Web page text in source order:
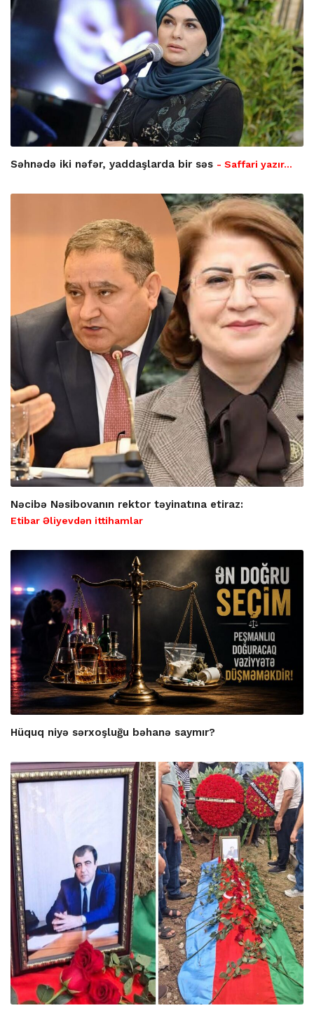
Səhnədə iki nəfər, yaddaşlarda bir səs - Saffari yazır…
Nəcibə Nəsibovanın rektor təyinatına etiraz:
Etibar Əliyevdən ittihamlar
Hüquq niyə sərxoşluğu bəhanə saymır?